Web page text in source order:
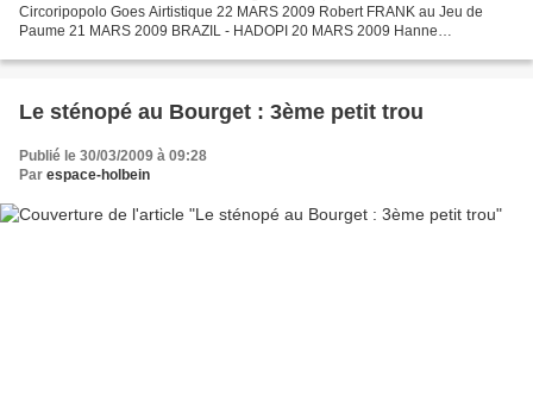
Circoripopolo Goes Airtistique 22 MARS 2009 Robert FRANK au Jeu de
Paume 21 MARS 2009 BRAZIL - HADOPI 20 MARS 2009 Hanne
de...
Le sténopé au Bourget : 3ème petit trou
Publié le 30/03/2009 à 09:28
Par espace-holbein